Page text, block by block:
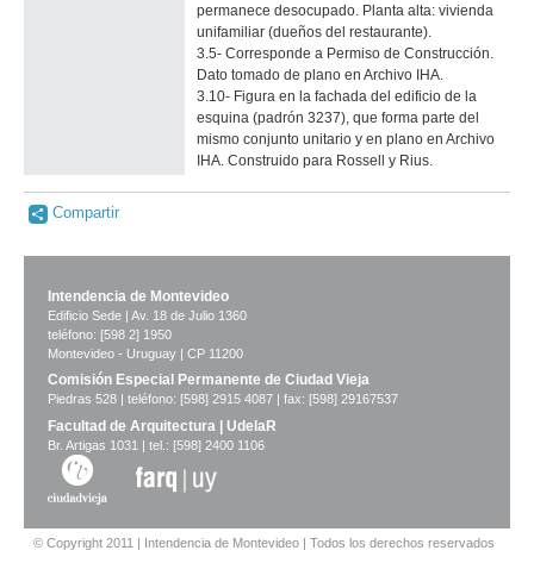
permanece desocupado. Planta alta: vivienda
unifamiliar (dueños del restaurante).
3.5- Corresponde a Permiso de Construcción.
Dato tomado de plano en Archivo IHA.
3.10- Figura en la fachada del edificio de la
esquina (padrón 3237), que forma parte del
mismo conjunto unitario y en plano en Archivo
IHA. Construido para Rossell y Rius.
Compartir
Intendencia de Montevideo
Edificio Sede | Av. 18 de Julio 1360
teléfono: [598 2] 1950
Montevideo - Uruguay | CP 11200
Comisión Especial Permanente de Ciudad Vieja
Piedras 528 | teléfono: [598] 2915 4087 | fax: [598] 29167537
Facultad de Arquitectura | UdelaR
Br. Artigas 1031 | tel.: [598] 2400 1106
© Copyright 2011 | Intendencia de Montevideo | Todos los derechos reservados